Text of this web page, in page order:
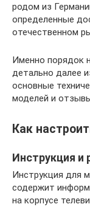
родом из
определенные
отечественном
Именно порядок
детально далее
основные
моделей и
Как
Инструкция и
Инструкция для
содержит
на корпусе